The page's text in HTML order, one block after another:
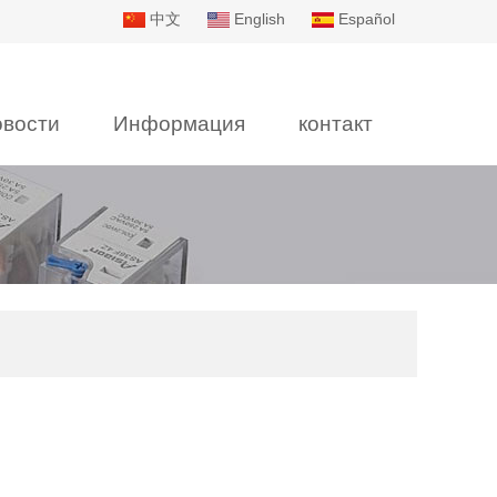
中文 English Español
Информация контакт